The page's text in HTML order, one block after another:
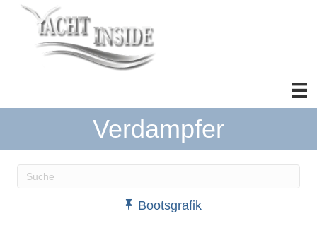
Verdampfer
Wenn die Ergebnisse der automatischen
Bootsgrafik